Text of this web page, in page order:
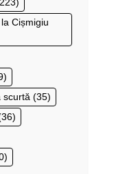
Cișmigiu
scurtă (35)